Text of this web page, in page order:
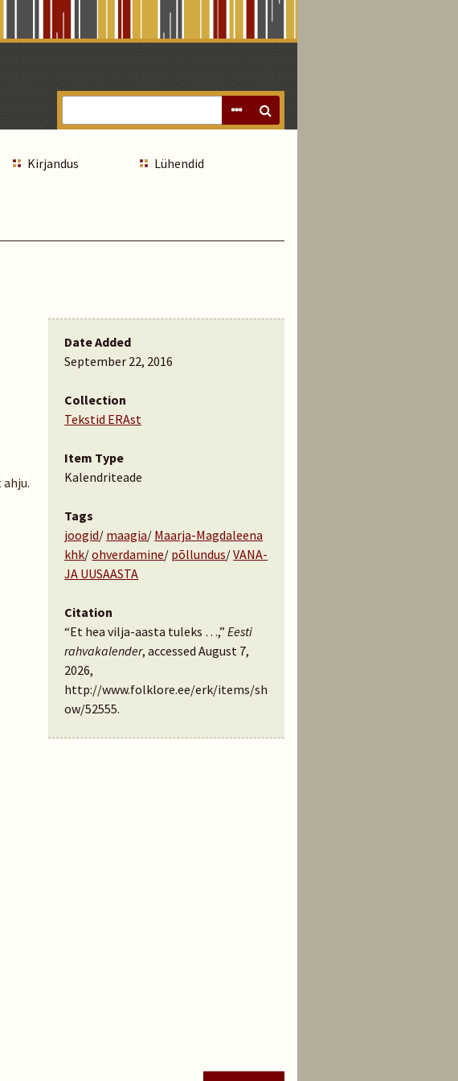
Kirjandus Lühendid
Date Added
September 22, 2016
Collection
Tekstid ERAst
Item Type
Kalendriteade
Tags
joogid/ maagia/ Maarja-Magdaleena
khk/ohverdamine/ põllundus/VANA-
JA UUSAASTA
Citation
“Et hea vilja-aasta tuleks …,”Eesti
rahvakalender, accessed August 7,
2026,
http://www.folklore.ee/erk/items/sh
ow/52555.